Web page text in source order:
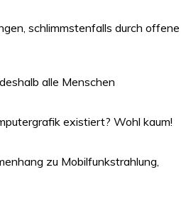
schlimmstenfalls durch offene
alle Menschen
existiert? Wohl kaum!
zu Mobilfunkstrahlung,